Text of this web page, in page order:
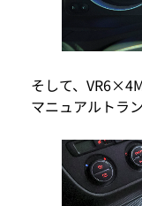
そして、
マニュアルトラ